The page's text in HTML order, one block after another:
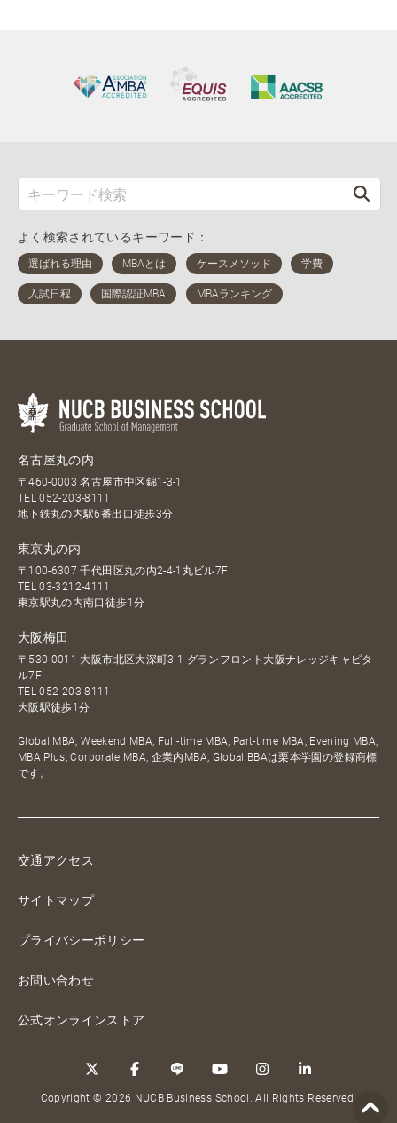
よく検索されているキーワード：
名古屋丸の内
〒460-0003 名古屋市中区錦1-3-1
TEL052-203-8111
地下鉄丸の内駅6番出口徒歩3分
東京丸の内
〒100-6307 千代田区丸の内2-4-1丸ビル7F
TEL03-3212-4111
東京駅丸の内南口徒歩1分
大阪梅田
〒530-0011 大阪市北区大深町3-1 グランフロント大阪ナレッジキャピタ
ル7F
TEL052-203-8111
大阪駅徒歩1分
Global MBA, Weekend MBA, Full-time MBA, Part-time MBA, Evening MBA,
MBA Plus, Corporate MBA, 企業内MBA, Global BBAは栗本学園の登録商標
です。
交通アクセス
サイトマップ
プライバシーポリシー
お問い合わせ
公式オンラインストア
Copyright © 2026 NUCB Business School. All Rights Reserved.